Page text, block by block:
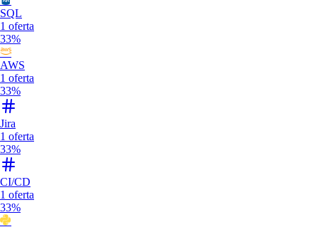
SQL
1 oferta
33%
AWS
1 oferta
33%
Jira
1 oferta
33%
CI/CD
1 oferta
33%